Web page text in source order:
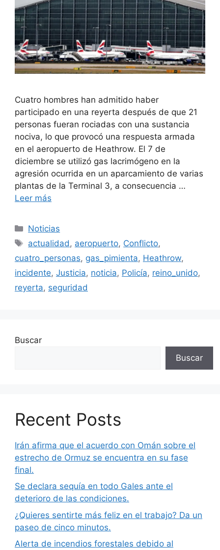
Cuatro hombres han admitido haber
participado en una reyerta después de que 21
personas fueran rociadas con una sustancia
nociva, lo que provocó una respuesta armada
en el aeropuerto de Heathrow. El 7 de
diciembre se utilizó gas lacrimógeno en la
agresión ocurrida en un aparcamiento de varias
plantas de la Terminal 3, a consecuencia …
Leer más
Categorías
Noticias
Etiquetas
actualidad , aeropuerto, Conflicto,
cuatro_personas, gas_pimienta, Heathrow,
incidente, Justicia, noticia, Policía, reino_unido,
reyerta, seguridad
Buscar
Buscar
Recent Posts
Irán afirma que el acuerdo con Omán sobre el
estrecho de Ormuz se encuentra en su fase
final.
Se declara sequía en todo Gales ante el
deterioro de las condiciones.
¿Quieres sentirte más feliz en el trabajo? Da un
paseo de cinco minutos.
Alerta de incendios forestales debido al